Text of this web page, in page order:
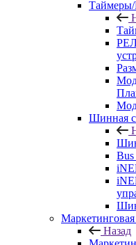
Таймеры/
Шинная
Bus
Назад